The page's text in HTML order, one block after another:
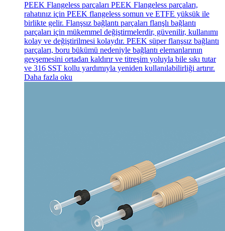
PEEK Flangeless parçaları PEEK Flangeless parçaları,
rahatınız için PEEK flangeless somun ve ETFE yüksük ile
birlikte gelir. Flanşsız bağlantı parçaları flanşlı bağlantı
parçaları için mükemmel değiştirmelerdir, güvenilir, kullanımı
kolay ve değiştirilmesi kolaydır. PEEK süper flanşsız bağlantı
parçaları, boru bükümü nedeniyle bağlantı elemanlarının
gevşemesini ortadan kaldırır ve titreşim yoluyla bile sıkı tutar
ve 316 SST kollu yardımıyla yeniden kullanılabilirliği artırır.
Daha fazla oku